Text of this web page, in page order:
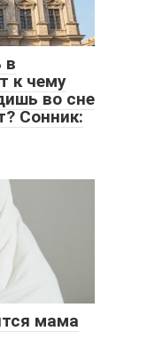
в
к чему
во сне
Сонник:
мама